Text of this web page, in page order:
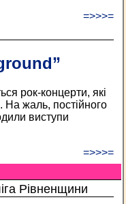
=>>>=
рок-концерти, які
На жаль, постійного
виступи
=>>>=
Рівненщини